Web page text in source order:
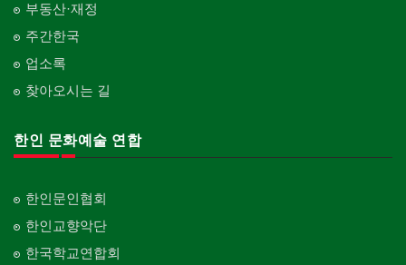
부동산·재정
주간한국
업소록
찾아오시는 길
한인 문화예술 연합
한인문인협회
한인교향악단
한국학교연합회